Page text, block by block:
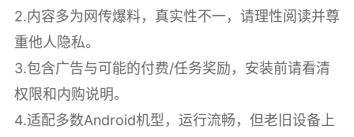
2.内容多为网传爆料，真实性不一，请理性阅读并尊
重他人隐私。
3.包含广告与可能的付费/任务奖励，安装前请看清
权限和内购说明。
4.适配多数Android机型，运行流畅，但老旧设备上